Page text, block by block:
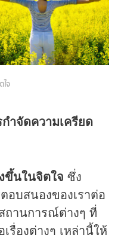
ใจ
ำจัดความเครียด
ขึ้นในจิตใจ ซึ่ง
อบสนองของเราต่อ
ถานการณ์ต่างๆ ที่
รื่องต่างๆ เหล่านี้ให้